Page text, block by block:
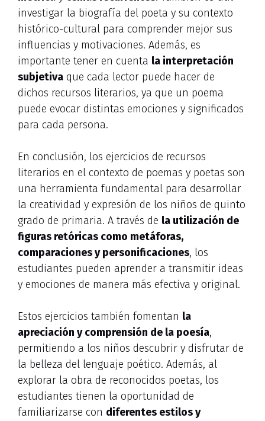
investigar la biografía del poeta y su contexto
histórico-cultural para comprender mejor sus
influencias y motivaciones. Además, es
importante tener en cuenta la interpretación
subjetiva que cada lector puede hacer de
dichos recursos literarios, ya que un poema
puede evocar distintas emociones y significados
para cada persona.
En conclusión, los ejercicios de recursos
literarios en el contexto de poemas y poetas son
una herramienta fundamental para desarrollar
la creatividad y expresión de los niños de quinto
grado de primaria. A través de la utilización de
figuras retóricas como metáforas,
comparaciones y personificaciones, los
estudiantes pueden aprender a transmitir ideas
y emociones de manera más efectiva y original.
Estos ejercicios también fomentan la
apreciación y comprensión de la poesía,
permitiendo a los niños descubrir y disfrutar de
la belleza del lenguaje poético. Además, al
explorar la obra de reconocidos poetas, los
estudiantes tienen la oportunidad de
familiarizarse con diferentes estilos y